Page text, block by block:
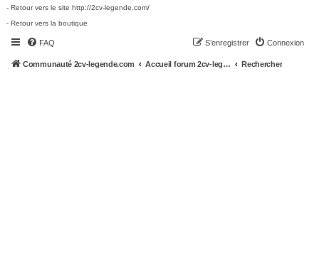
- Retour vers le site http://2cv-legende.com/
- Retour vers la boutique
FAQ Connexion
S’enregistrer
Communauté 2cv-legende.com Accueil forum 2cv-legende.com Rechercher